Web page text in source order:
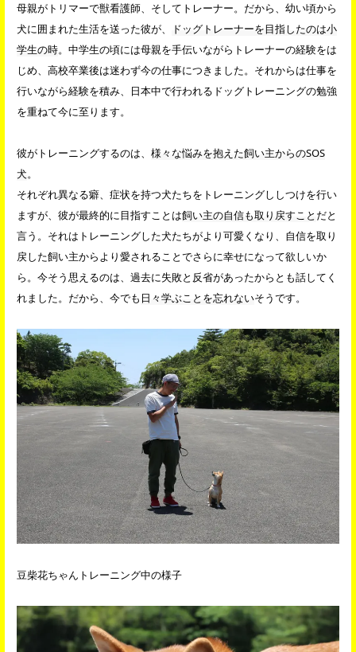
母親がトリマーで獣看護師、そしてトレーナー。だから、幼い頃から
犬に囲まれた生活を送った彼が、
ドッグトレーナーを目指したのは小
学生の時。中学生の頃には母親を手伝いながらトレーナーの経験をは
じめ、高校卒業後は迷わず今の仕事につきました。それからは仕事を
行いながら経験を積み、日本中で行われるドッグトレーニングの勉強
を重ねて今に至ります。
彼がトレーニングするのは、 様々な悩みを抱えた飼い主からのSOS
犬。
それぞれ異なる癖、症状を持つ犬たちをトレーニングししつけを行い
ますが、彼が最終的に目指すことは飼い主の自信も取り戻すこと だと
言う。それはトレーニングした犬たちがより可愛くなり、自信を取り
戻した飼い主からより愛されることでさらに幸せになって欲しいか
ら。今そう思えるのは、過去に失敗と反省があったからとも話してく
れました。だから、今でも 日々学ぶことを忘れないそうです。
豆柴花ちゃんトレーニング中の様子